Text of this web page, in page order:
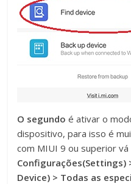
O segundo é ativar o
dispositivo, para isso é
com MIUI 9 ou superior vá
Configurações(Settings)
Device) > Todas as